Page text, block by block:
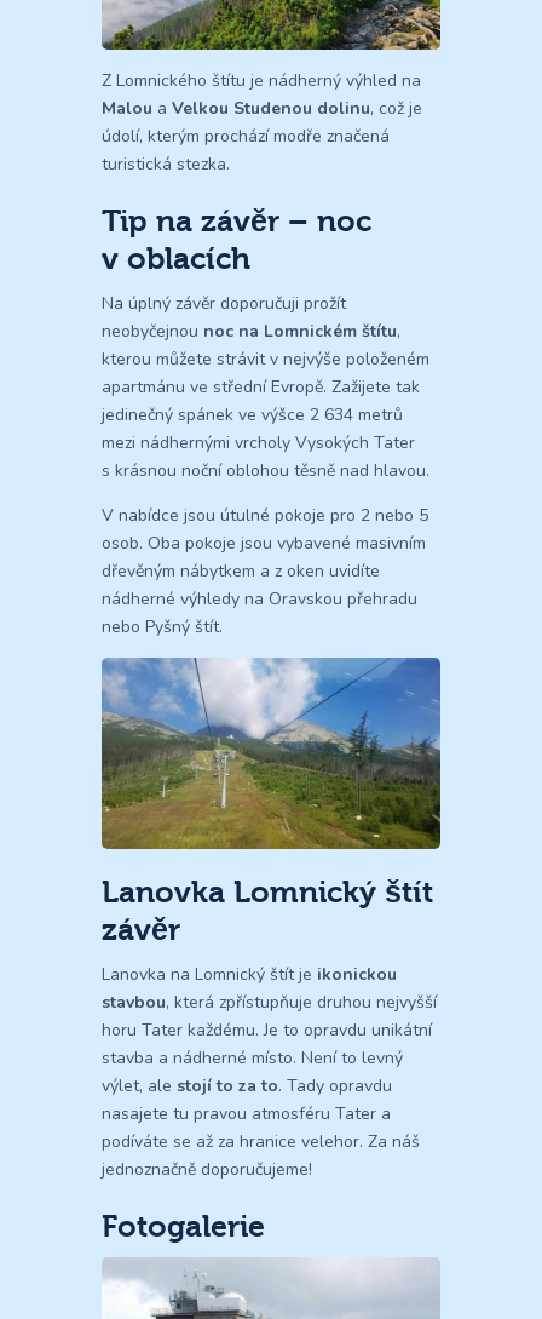
Z Lomnického štítu je nádherný výhled na
Malou a Velkou Studenou dolinu, což je
údolí, kterým prochází modře značená
turistická stezka.
Tip na závěr – noc
v oblacích
Na úplný závěr doporučuji prožít
neobyčejnou noc na Lomnickém štítu,
kterou můžete strávit v nejvýše položeném
apartmánu ve střední Evropě. Zažijete tak
jedinečný spánek ve výšce 2 634 metrů
mezi nádhernými vrcholy Vysokých Tater
s krásnou noční oblohou těsně nad hlavou.
V nabídce jsou útulné pokoje pro 2 nebo 5
osob. Oba pokoje jsou vybavené masivním
dřevěným nábytkem a z oken uvidíte
nádherné výhledy na Oravskou přehradu
nebo Pyšný štít.
Lanovka Lomnický štít
závěr
Lanovka na Lomnický štít je ikonickou
stavbou, která zpřístupňuje druhou nejvyšší
horu Tater každému. Je to opravdu unikátní
stavba a nádherné místo. Není to levný
výlet, ale stojí to za to. Tady opravdu
nasajete tu pravou atmosféru Tater a
podíváte se až za hranice velehor. Za náš
jednoznačně doporučujeme!
Fotogalerie